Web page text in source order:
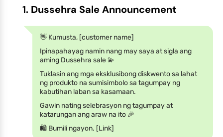
1. Dussehra Sale Announcement
👋 Kumusta, [customer name]
Ipinapahayag namin nang may saya at sigla ang
aming Dussehra sale 💫
Tuklasin ang mga eksklusibong diskwento sa lahat
ng produkto na sumisimbolo sa tagumpay ng
kabutihan laban sa kasamaan.
Gawin nating selebrasyon ng tagumpay at
katarungan ang araw na ito 🎉
🛍 Bumili ngayon. [Link]